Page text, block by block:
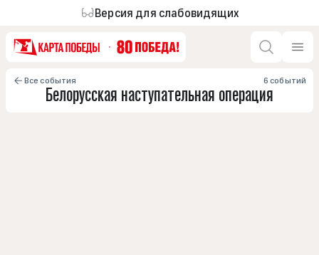
Версия для слабовидящих
Все события 6 событий
Белорусская наступательная операция